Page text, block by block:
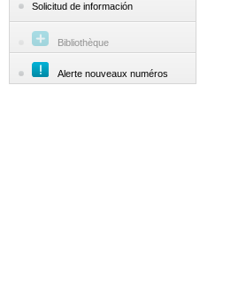
Solicitud de información
Bibliothèque
Alerte nouveaux numéros